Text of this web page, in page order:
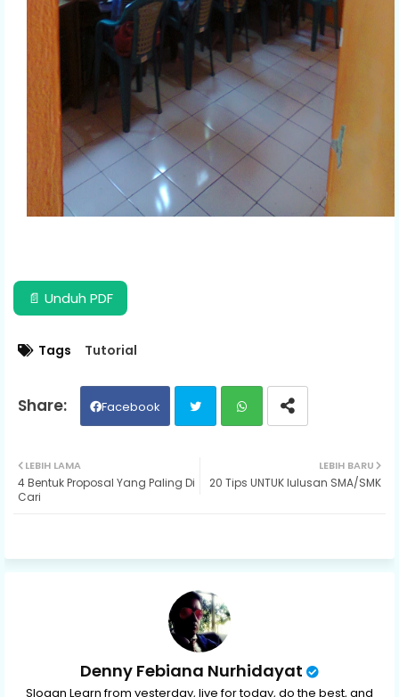
📄 Unduh PDF
Tags Tutorial
Facebook
ter ats
LEBIH BARU
20 Tips UNTUK lulusan SMA/SMK
LEBIH LAMA
4 Bentuk Proposal Yang Paling Di
Cari
Denny Febiana Nurhidayat
Slogan Learn from yesterday, live for today, do the best, and